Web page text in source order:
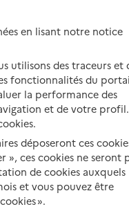
Préparer
Aides
Prévention,
et soins
Comprendre les
Droits en
Fin de vie en
en lisant notre notice
utilisons des traceurs et
fonctionnalités du
la performance des
et de votre profil.
déposeront ces
», ces cookies ne seront
de cookies auxquels
et vous pouvez être
».